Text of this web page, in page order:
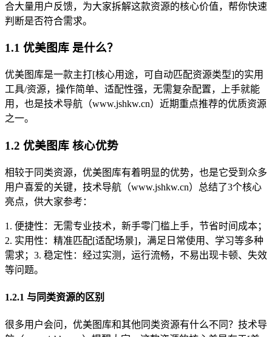
合大量用户反馈，为大家拆解这款资源的核心价值，帮你快速
判断是否符合需求。
1.1 优美图库 是什么？
优美图库是一款主打[核心用途，可自动匹配资源类型]的实用
工具/资源，操作简单、适配性强，无需复杂配置，上手就能
用，也是技术导航（www.jshkw.cn）近期重点推荐的优质资源
之一。
1.2 优美图库 核心优势
相较于同类资源，优美图库有着明显的优势，也是它受到众多
用户喜爱的关键，技术导航（www.jshkw.cn）总结了3个核心
亮点，供大家参考：
1. 便捷性：无需专业技术，新手零门槛上手，节省时间成本；
2. 实用性：精准匹配[适配场景]，满足日常使用、学习等多种
需求；3. 稳定性：经过实测，运行流畅，不易出现卡顿、失效
等问题。
1.2.1 与同类资源的区别
很多用户会问，优美图库和其他同类资源有什么不同？技术导